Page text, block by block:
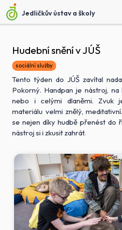
Jedličkův ústav a školy
Hudební snění v JÚŠ
sociální služby
Tento týden do JÚŠ zavítal
Pokorný. Handpan je nástroj,
nebo i celými dlaněmi. Zvuk
materiálu velmi znělý,
se nejen díky hudbě přenést do
nástroj si i zkusit zahrát.